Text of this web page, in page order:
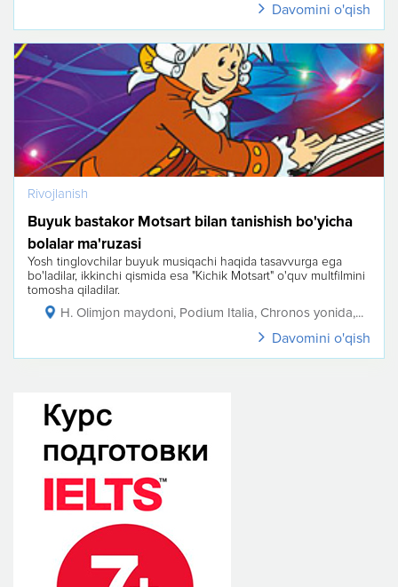
Davomini o'qish
Rivojlanish
Buyuk bastakor Motsart bilan tanishish bo'yicha
bolalar ma'ruzasi
Yosh tinglovchilar buyuk musiqachi haqida tasavvurga ega
bo'ladilar, ikkinchi qismida esa "Kichik Motsart" o'quv multfilmini
tomosha qiladilar.
H. Olimjon maydoni, Podium Italia, Chronos yonida,...
Davomini o'qish